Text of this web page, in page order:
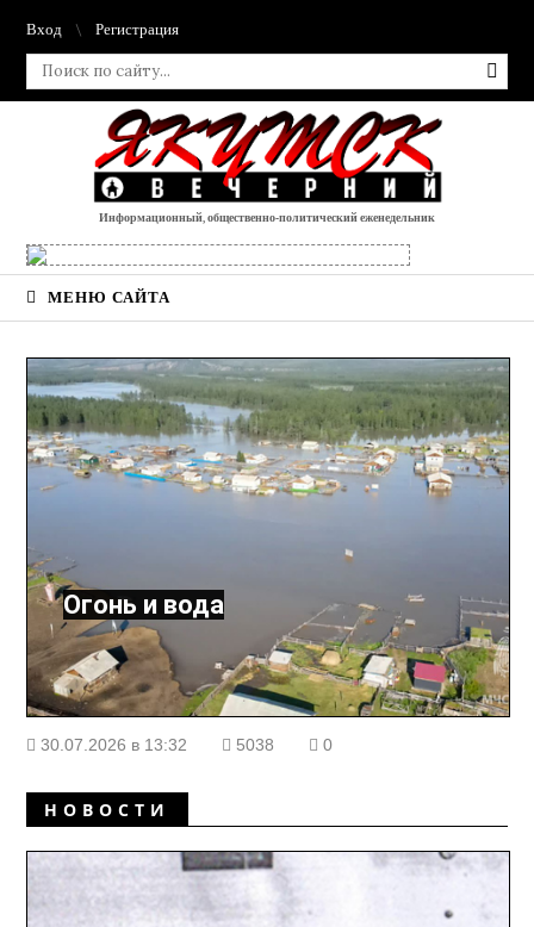
Вход Регистрация
Информационный, общественно-политический еженедельник
МЕНЮ САЙТА
Огонь и вода
30.07.2026 в 13:32 5038 0
НОВОСТИ